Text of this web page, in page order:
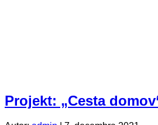
Projekt: „Cesta